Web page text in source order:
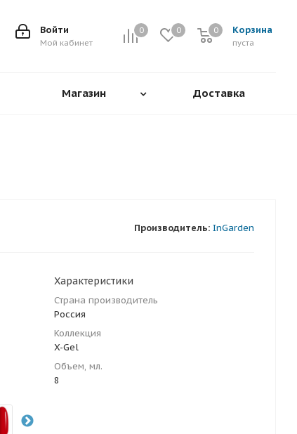
0 0 Корзина
0
пуста
0
Войти
Мой кабинет
Магазин Доставка
Производитель: InGarden
Характеристики
Страна производитель
Россия
Коллекция
X-Gel
Объем, мл.
8